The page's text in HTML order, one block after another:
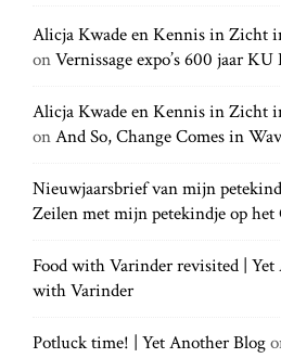
h
f
r
:
Alicja Kwade en Kennis in Zicht
onVernissage expo’s 600 jaar KU
Alicja Kwade en Kennis in Zicht
onAnd So, Change Comes in
Nieuwjaarsbrief van mijn
Zeilen met mijn petekindje op het
Food with Varinder revisited |
with Varinder
Potluck time! | Yet Another Blog